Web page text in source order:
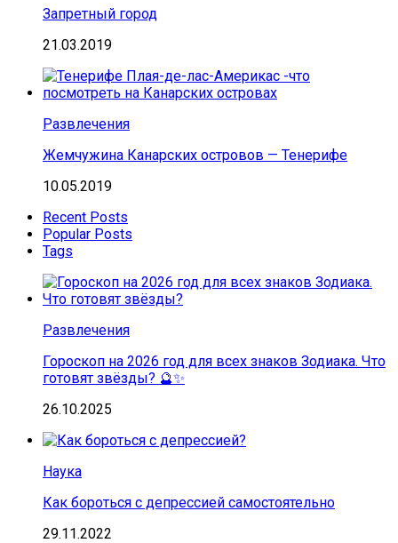
Запретный город
21.03.2019
Развлечения
Жемчужина Канарских островов — Тенерифе
10.05.2019
Recent Posts
Popular Posts
Tags
Развлечения
Гороскоп на 2026 год для всех знаков Зодиака. Что
готовят звёзды? 🔮✨
26.10.2025
Наука
Как бороться с депрессией самостоятельно
29.11.2022